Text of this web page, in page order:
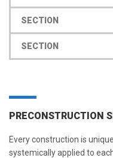
SECTION
SECTION
PRECONSTRUCTION
Every construction is
systemically applied to